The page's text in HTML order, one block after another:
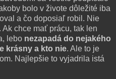
bolo v živote dôležité iba
a čo doposiaľ robil. Nie
chce mať prácu, tak len
lebo nezapadá do nejakého
krásny a kto nie. Ale to je
Najlepšie to vyjadrila istá